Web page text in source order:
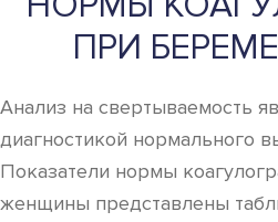
ПРИ
Анализ на свертываемость
диагностикой нормального
Показатели нормы
женщины представлены